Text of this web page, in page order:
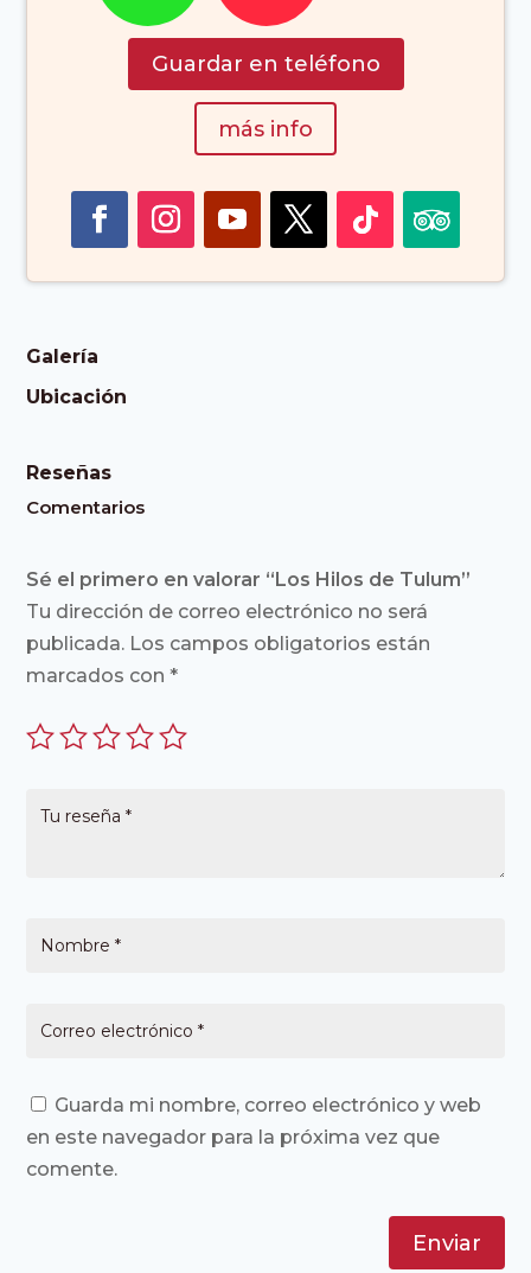
Guardar en teléfono
más info
Galería
Ubicación
Reseñas
Comentarios
Sé el primero en valorar “Los Hilos de Tulum”
Tu dirección de correo electrónico no será
publicada. Los campos obligatorios están
marcados con*
Guarda mi nombre, correo electrónico y web
en este navegador para la próxima vez que
comente.
Enviar